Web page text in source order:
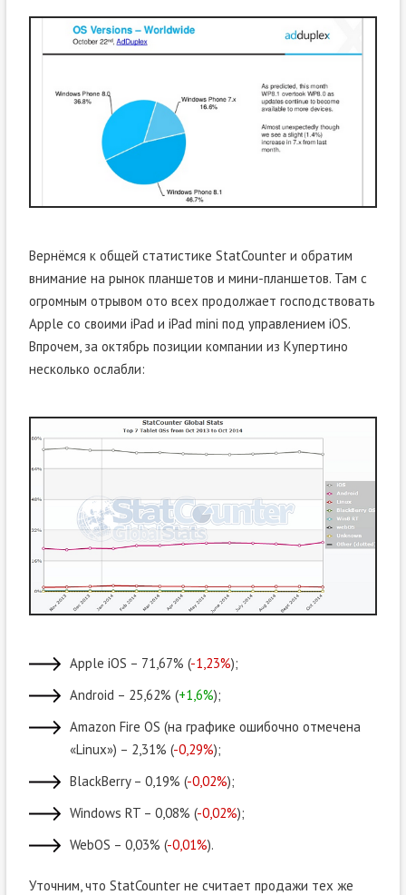
Вернёмся к общей статистике StatCounter и обратим
внимание на рынок планшетов и мини-планшетов. Там с
огромным отрывом ото всех продолжает господствовать
Apple со своими iPad и iPad mini под управлением iOS.
Впрочем, за октябрь позиции компании из Купертино
несколько ослабли:
Apple iOS – 71,67% (-1,23%);
Android – 25,62% (+1,6%);
Amazon Fire OS (на графике ошибочно отмечена
«Linux») – 2,31% (-0,29%);
BlackBerry – 0,19% (-0,02%);
Windows RT – 0,08% (-0,02%);
WebOS – 0,03% (-0,01%).
Уточним, что StatCounter не считает продажи тех же